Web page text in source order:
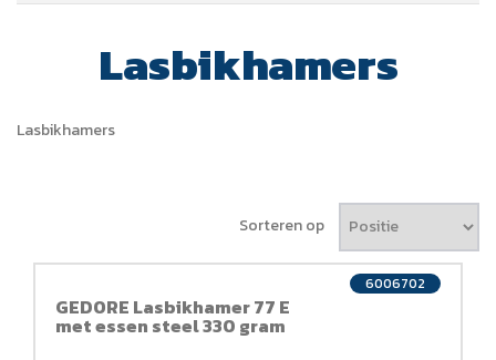
Lasbikhamers
Lasbikhamers
Sorteren op
GEDORE Lasbikhamer 77 E
met essen steel 330 gram
6006702